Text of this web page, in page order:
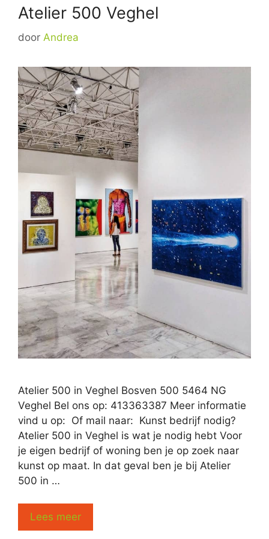
Atelier 500 Veghel
door Andrea
Atelier 500 in Veghel Bosven 500 5464 NG
Veghel Bel ons op: 413363387 Meer informatie
vind u op: Of mail naar: Kunst bedrijf nodig?
Atelier 500 in Veghel is wat je nodig hebt Voor
je eigen bedrijf of woning ben je op zoek naar
kunst op maat. In dat geval ben je bij Atelier
500 in …
Lees meer